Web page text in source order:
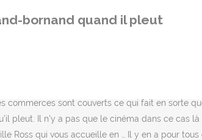
bornand quand il pleut
SAINT-CHRISTOLY-MEDOC Château
commerces sont couverts ce qui fait en sorte
pleut. Il n'y a pas que le cinéma dans ce cas
Ross qui vous accueille en … Il y en a pour